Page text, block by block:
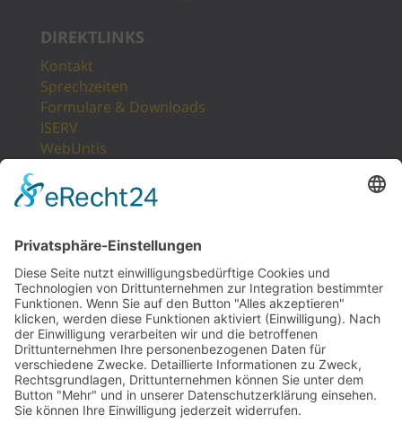
DIREKTLINKS
Kontakt
Sprechzeiten
Formulare & Downloads
ISERV
WebUntis
LogIn
Sitemap
POSTANSCHRIFT
Gesamtschule Osterfeld
Westfälische Straße 17
46117 Oberhausen
UNSERE PARTNER